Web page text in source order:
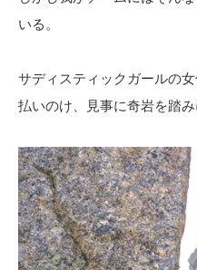
いる。
サディスティックガールの
払いのけ、見事に奇岩を踏み